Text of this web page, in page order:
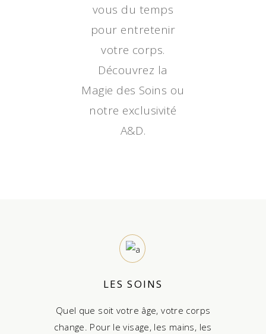
vous du temps
pour entretenir
votre corps.
Découvrez la
Magie des Soins ou
notre exclusivité
A&D.
LES SOINS
Quel que soit votre âge, votre corps
change. Pour le visage, les mains, les